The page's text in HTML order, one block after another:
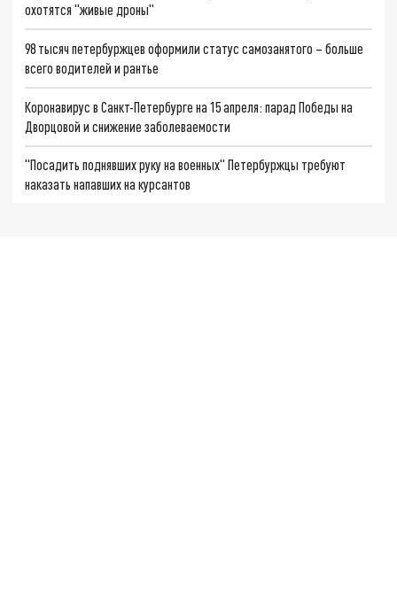
охотятся "живые дроны"
98 тысяч петербуржцев оформили статус самозанятого – больше
всего водителей и рантье
Коронавирус в Санкт-Петербурге на 15 апреля: парад Победы на
Дворцовой и снижение заболеваемости
"Посадить поднявших руку на военных" Петербуржцы требуют
наказать напавших на курсантов